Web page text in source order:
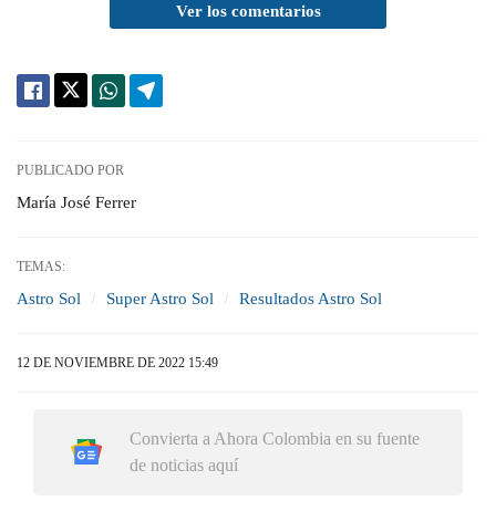
Ver los comentarios
PUBLICADO POR
María José Ferrer
TEMAS:
Astro Sol Super Astro Sol Resultados Astro Sol
12 DE NOVIEMBRE DE 2022 15:49
Convierta a Ahora Colombia en su fuente
de noticias aquí